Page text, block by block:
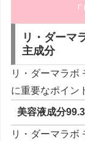
リ・ダーマ
主成分
リ・ダーマラボ
に重要なポイン
美容液成分
リ・ダーマラボ